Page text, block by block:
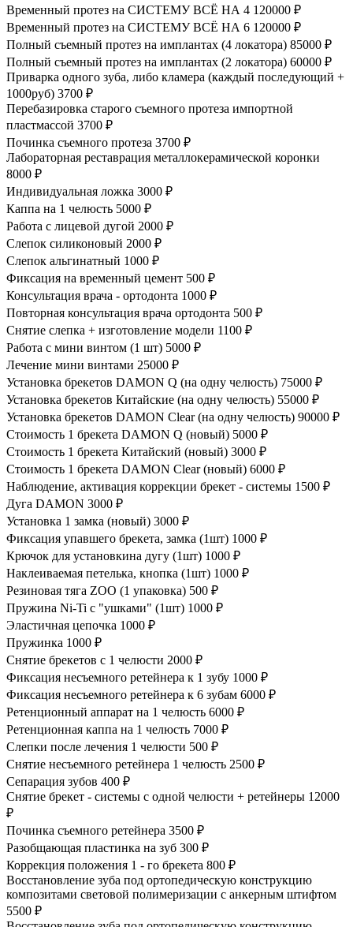
Временный протез на СИСТЕМУ ВСЁ НА 4 120000 ₽
Временный протез на СИСТЕМУ ВСЁ НА 6 120000 ₽
Полный съемный протез на имплантах (4 локатора) 85000 ₽
Полный съемный протез на имплантах (2 локатора) 60000 ₽
Приварка одного зуба, либо кламера (каждый последующий +
1000руб) 3700 ₽
Перебазировка старого съемного протеза импортной
пластмассой 3700 ₽
Починка съемного протеза 3700 ₽
Лабораторная реставрация металлокерамической коронки
8000 ₽
Индивидуальная ложка 3000 ₽
Каппа на 1 челюсть 5000 ₽
Работа с лицевой дугой 2000 ₽
Слепок силиконовый 2000 ₽
Слепок альгинатный 1000 ₽
Фиксация на временный цемент 500 ₽
Консультация врача - ортодонта 1000 ₽
Повторная консультация врача ортодонта 500 ₽
Снятие слепка + изготовление модели 1100 ₽
Работа с мини винтом (1 шт) 5000 ₽
Лечение мини винтами 25000 ₽
Установка брекетов DAMON Q (на одну челюсть) 75000 ₽
Установка брекетов Китайские (на одну челюсть) 55000 ₽
Установка брекетов DAMON Clear (на одну челюсть) 90000 ₽
Стоимость 1 брекета DAMON Q (новый) 5000 ₽
Стоимость 1 брекета Китайский (новый) 3000 ₽
Стоимость 1 брекета DAMON Clear (новый) 6000 ₽
Наблюдение, активация коррекции брекет - системы 1500 ₽
Дуга DAMON 3000 ₽
Установка 1 замка (новый) 3000 ₽
Фиксация упавшего брекета, замка (1шт) 1000 ₽
Крючок для установкина дугу (1шт) 1000 ₽
Наклеиваемая петелька, кнопка (1шт) 1000 ₽
Резиновая тяга ZOO (1 упаковка) 500 ₽
Пружина Ni-Ti с "ушками" (1шт) 1000 ₽
Эластичная цепочка 1000 ₽
Пружинка 1000 ₽
Снятие брекетов с 1 челюсти 2000 ₽
Фиксация несъемного ретейнера к 1 зубу 1000 ₽
Фиксация несъемного ретейнера к 6 зубам 6000 ₽
Ретенционный аппарат на 1 челюсть 6000 ₽
Ретенционная каппа на 1 челюсть 7000 ₽
Слепки после лечения 1 челюсти 500 ₽
Снятие несъемного ретейнера 1 челюсть 2500 ₽
Сепарация зубов 400 ₽
Снятие брекет - системы с одной челюсти + ретейнеры 12000
₽
Починка съемного ретейнера 3500 ₽
Разобщающая пластинка на зуб 300 ₽
Коррекция положения 1 - го брекета 800 ₽
Восстановление зуба под ортопедическую конструкцию
композитами световой полимеризации с анкерным штифтом
5500 ₽